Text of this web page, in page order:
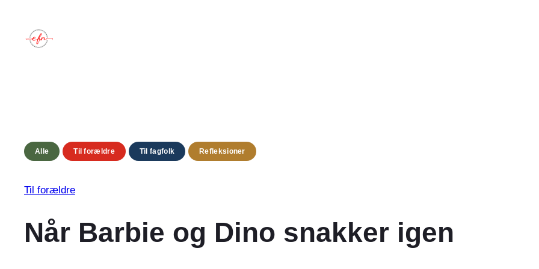
content
Alle Til forældre Til fagfolk Refleksioner
Til forældre
Når Barbie og Dino snakker igen